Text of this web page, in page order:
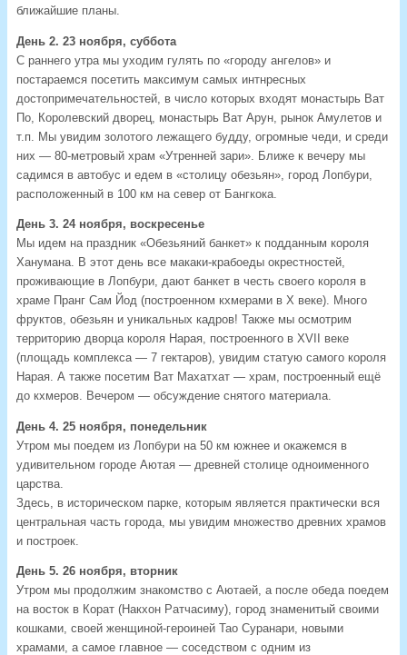
ближайшие планы.
День 2. 23 ноября, суббота
С раннего утра мы уходим гулять по «городу ангелов» и
постараемся посетить максимум самых интнресных
достопримечательностей, в число которых входят монастырь Ват
По, Королевский дворец, монастырь Ват Арун, рынок Амулетов и
т.п. Мы увидим золотого лежащего будду, огромные чеди, и среди
них — 80-метровый храм «Утренней зари». Ближе к вечеру мы
садимся в автобус и едем в «столицу обезьян», город Лопбури,
расположенный в 100 км на север от Бангкока.
День 3. 24 ноября, воскресенье
Мы идем на праздник «Обезьяний банкет» к подданным короля
Ханумана. В этот день все макаки-крабоеды окрестностей,
проживающие в Лопбури, дают банкет в честь своего короля в
храме Пранг Сам Йод (построенном кхмерами в X веке). Много
фруктов, обезьян и уникальных кадров! Также мы осмотрим
территорию дворца короля Нарая, построенного в XVII веке
(площадь комплекса — 7 гектаров), увидим статую самого короля
Нарая. А также посетим Ват Махатхат — храм, построенный ещё
до кхмеров. Вечером — обсуждение снятого материала.
День 4. 25 ноября, понедельник
Утром мы поедем из Лопбури на 50 км южнее и окажемся в
удивительном городе Аютая — древней столице одноименного
царства.
Здесь, в историческом парке, которым является практически вся
центральная часть города, мы увидим множество древних храмов
и построек.
День 5. 26 ноября, вторник
Утром мы продолжим знакомство с Аютаей, а после обеда поедем
на восток в Корат (Накхон Ратчасиму), город знаменитый своими
кошками, своей женщиной-героиней Тао Суранари, новыми
храмами, а самое главное — соседством с одним из